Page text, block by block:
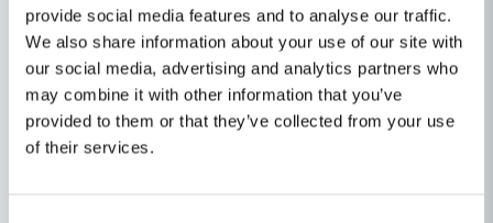
provide social media features and to analyse our traffic.
We also share information about your use of our site with
our social media, advertising and analytics partners who
may combine it with other information that you’ve
provided to them or that they’ve collected from your use
of their services.
Drivmedel Batteri
name
Namn
Motor-/Kedjesågar
Motor-/Kedjesågar
Skog-, trädgård & underhåll